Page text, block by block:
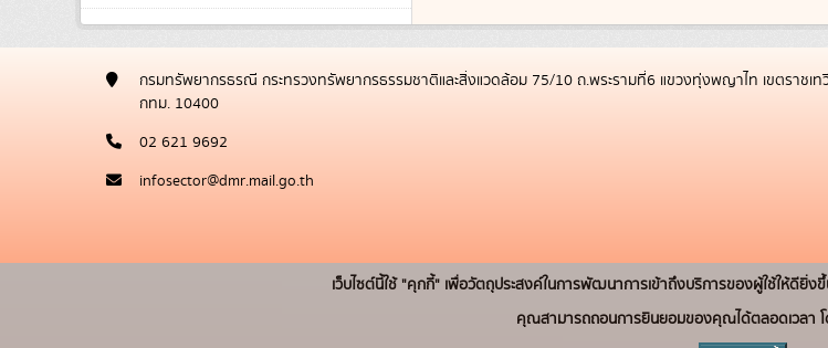
กรมทรัพยากรธรณี กระทรวงทรัพยากรธรรมชาติและสิ่งแวดล้อม 75/10 ถ.พระรามที่6 แขวงทุ่งพญาไท เขตราชเท
กทม. 10400
02 621 9692
infosector@dmr.mail.go.th
เว็บไซต์นี้ใช้ "คุกกี้" เพื่อวัตถุประสงค์ในการพัฒนาการเข้าถึงบริการของผู้ใช้ให้ดียิ่
คุณสามารถถอนการยินยอมของคุณได้ตลอดเวลา